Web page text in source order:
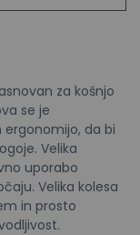
za košnjo
se je
ergonomijo, da bi
Velika
uporabo
Velika kolesa
in prosto